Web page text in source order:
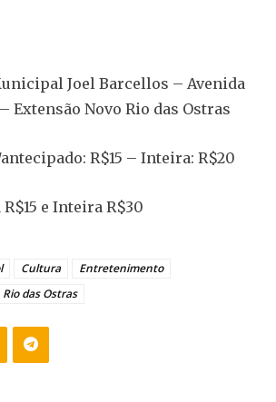
Joel Barcellos – Avenida
Extensão Novo Rio das Ostras
R$15 – Inteira: R$20
e Inteira R$30
Cultura
Entretenimento
Rio das Ostras